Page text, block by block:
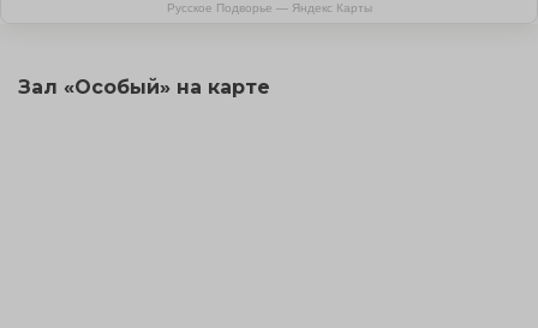
Русское Подворье — Яндекс Карты
Зал «Особый» на карте